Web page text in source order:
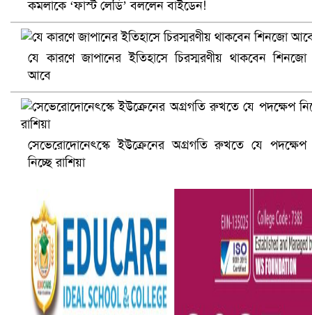
আ.লীগ ও জাপার ৯ নেতা কারাগারে
ভারতে ভয়াবহ সড়ক দুর্ঘটনা, নিহত ১৫
কমলাকে ‘ফার্স্ট লেডি’ বললেন বাইডেন!
যে কারণে জাপানের ইতিহাসে চিরস্মরণীয় থাকবেন শিনজো
আবে
সেভেরোদোনেৎস্কে ইউক্রেনের অগ্রগতি রুখতে যে পদক্ষেপ
নিচ্ছে রাশিয়া